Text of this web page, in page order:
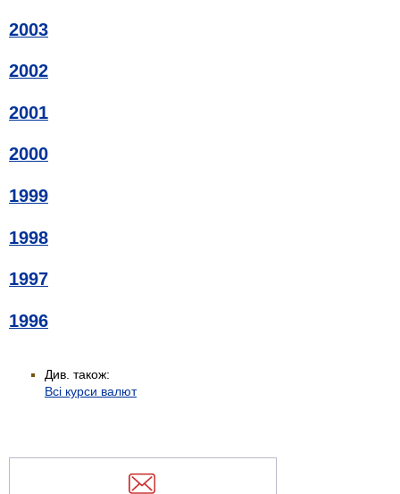
2003
2002
2001
2000
1999
1998
1997
1996
Див. також:
Всі курси валют